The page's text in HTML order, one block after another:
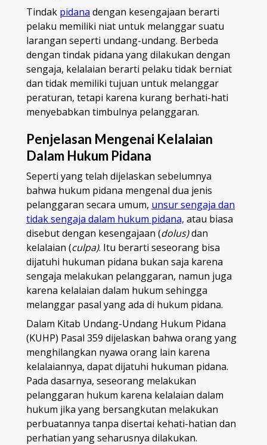
Tindak pidana dengan kesengajaan berarti
pelaku memiliki niat untuk melanggar suatu
larangan seperti undang-undang. Berbeda
dengan tindak pidana yang dilakukan dengan
sengaja, kelalaian berarti pelaku tidak berniat
dan tidak memiliki tujuan untuk melanggar
peraturan, tetapi karena kurang berhati-hati
menyebabkan timbulnya pelanggaran.
Penjelasan Mengenai Kelalaian
Dalam Hukum Pidana
Seperti yang telah dijelaskan sebelumnya
bahwa hukum pidana mengenal dua jenis
pelanggaran secara umum, unsur sengaja dan
tidak sengaja dalam hukum pidana, atau biasa
disebut dengan kesengajaan (dolus)dan
kelalaian (culpa). Itu berarti seseorang bisa
dijatuhi hukuman pidana bukan saja karena
sengaja melakukan pelanggaran, namun juga
karena kelalaian dalam hukum sehingga
melanggar pasal yang ada di hukum pidana.
Dalam Kitab Undang-Undang Hukum Pidana
(KUHP) Pasal 359 dijelaskan bahwa orang yang
menghilangkan nyawa orang lain karena
kelalaiannya, dapat dijatuhi hukuman pidana.
Pada dasarnya, seseorang melakukan
pelanggaran hukum karena kelalaian dalam
hukum jika yang bersangkutan melakukan
perbuatannya tanpa disertai kehati-hatian dan
perhatian yang seharusnya dilakukan.